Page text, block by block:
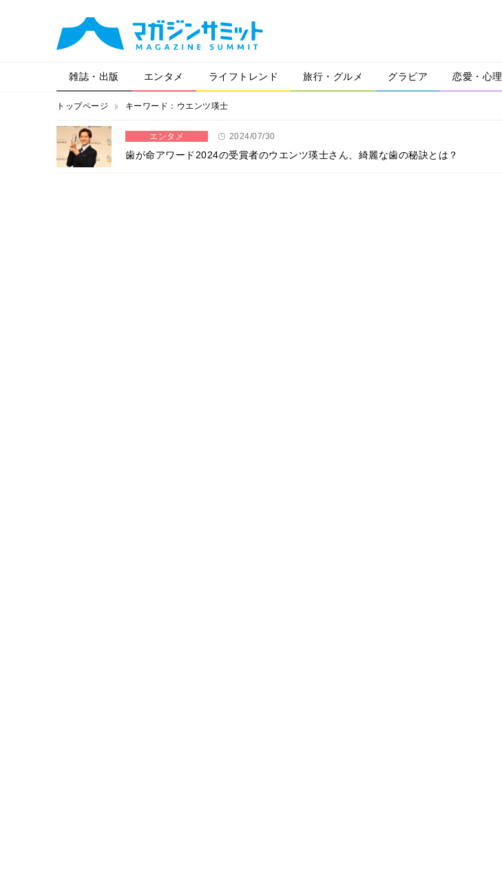
雑誌・出版 エンタメ ライフトレンド 旅行・グルメ グラビア 恋愛・心理
トップページ キーワード：ウエンツ瑛士
エンタメ 2024/07/30
歯が命アワード2024の受賞者のウエンツ瑛士さん、綺麗な歯の秘訣とは？